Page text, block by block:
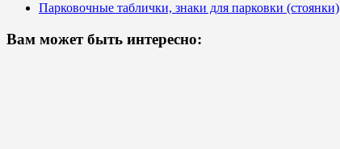
Парковочные таблички, знаки для парковки (стоянки)
Вам может быть интересно: